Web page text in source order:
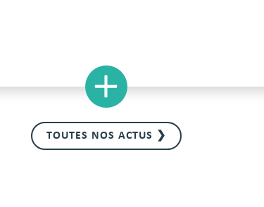
×
TOUTES NOS ACTUS ❯